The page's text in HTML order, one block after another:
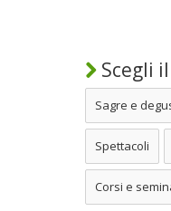
Scegli
Sagre e
Spettacoli
Corsi e